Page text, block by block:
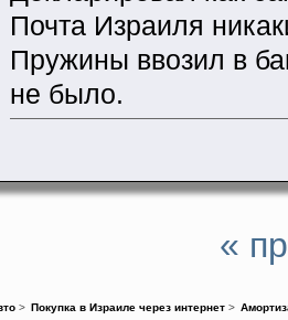
Почта Израиля
Пружины ввозил в
не было.
«
> Покупка в Израиле через интернет>